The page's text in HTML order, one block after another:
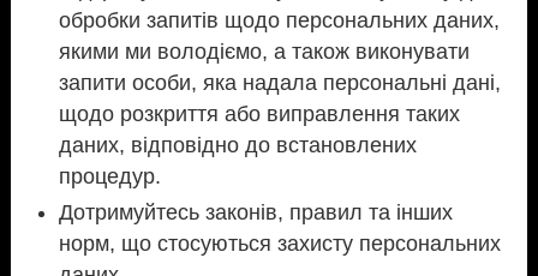
обробки запитів щодо персональних даних,
якими ми володіємо, а також виконувати
запити особи, яка надала персональні дані,
щодо розкриття або виправлення таких
даних, відповідно до встановлених
процедур.
Дотримуйтесь законів, правил та інших
норм, що стосуються захисту персональних